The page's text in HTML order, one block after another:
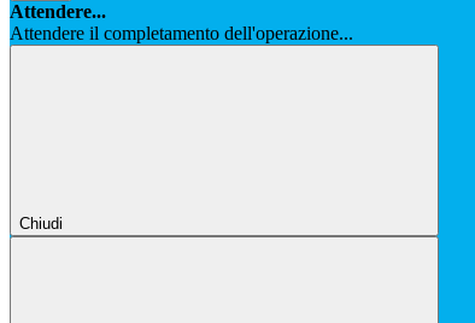
Attendere...
Attendere il completamento dell'operazione...
Chiudi